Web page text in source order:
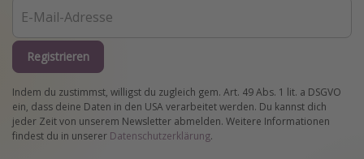
Registrieren
Indem du zustimmst, willigst du zugleich gem. Art. 49 Abs. 1 lit. a DSGVO
ein, dass deine Daten in den USA verarbeitet werden. Du kannst dich
jeder Zeit von unserem Newsletter abmelden. Weitere Informationen
findest du in unserer Datenschutzerklärung.